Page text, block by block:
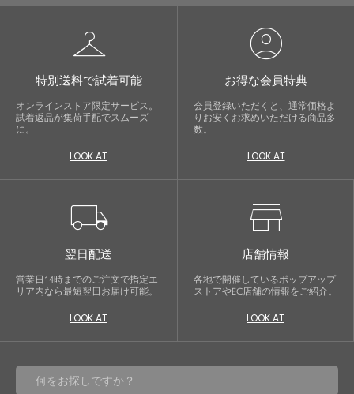
checkroom
特別送料で試着可能
オンラインストア限定サービス。
試着返品が集荷手配でスムーズ
に。
LOOK AT
account_circle
お得な会員特典
会員登録いただくと、通常価格よ
りお安くお求めいただける商品多
数。
LOOK AT
local_shipping
翌日配送
営業日14時までのご注文で指定エ
リア内なら最短翌日お届け可能。
LOOK AT
store
店舗情報
各地で開催しているポップアップ
ストアやEC店舗の情報をご紹介。
LOOK AT